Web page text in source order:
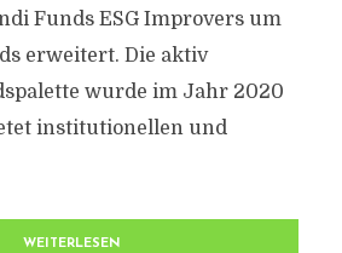
Funds ESG Improvers um
erweitert. Die aktiv
wurde im Jahr 2020
institutionellen und
WEITERLESEN